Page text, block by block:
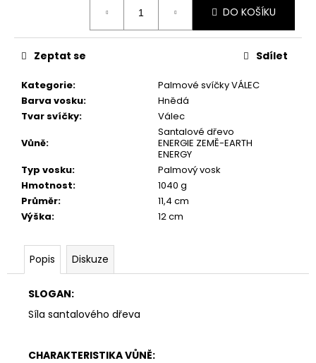
DO KOŠÍKU
Kategorie:
Palmové svíčky VÁLEC
Barva vosku:
Hnědá
Tvar svíčky:
Válec
Vůně:
Santalové dřevo
ENERGIE ZEMĚ-EARTH
ENERGY
Typ vosku:
Palmový vosk
Hmotnost:
1040 g
Průměr:
11,4 cm
Výška: 12 cm
Zeptat se Sdílet
Popis Diskuze
SLOGAN:
Síla santalového dřeva
CHARAKTERISTIKA VŮNĚ:
e
PŘÍRODNÍ
VONNÁ
SVÍČKA
SÓJOVÁ
AROMKA
CARBON
KOSTKA
DŘEVĚNÝM
KNOTEM,
80
VÁNOČNÍ
POHÁDKA
CHRISTMAS
FAIRY
TALE
Kč